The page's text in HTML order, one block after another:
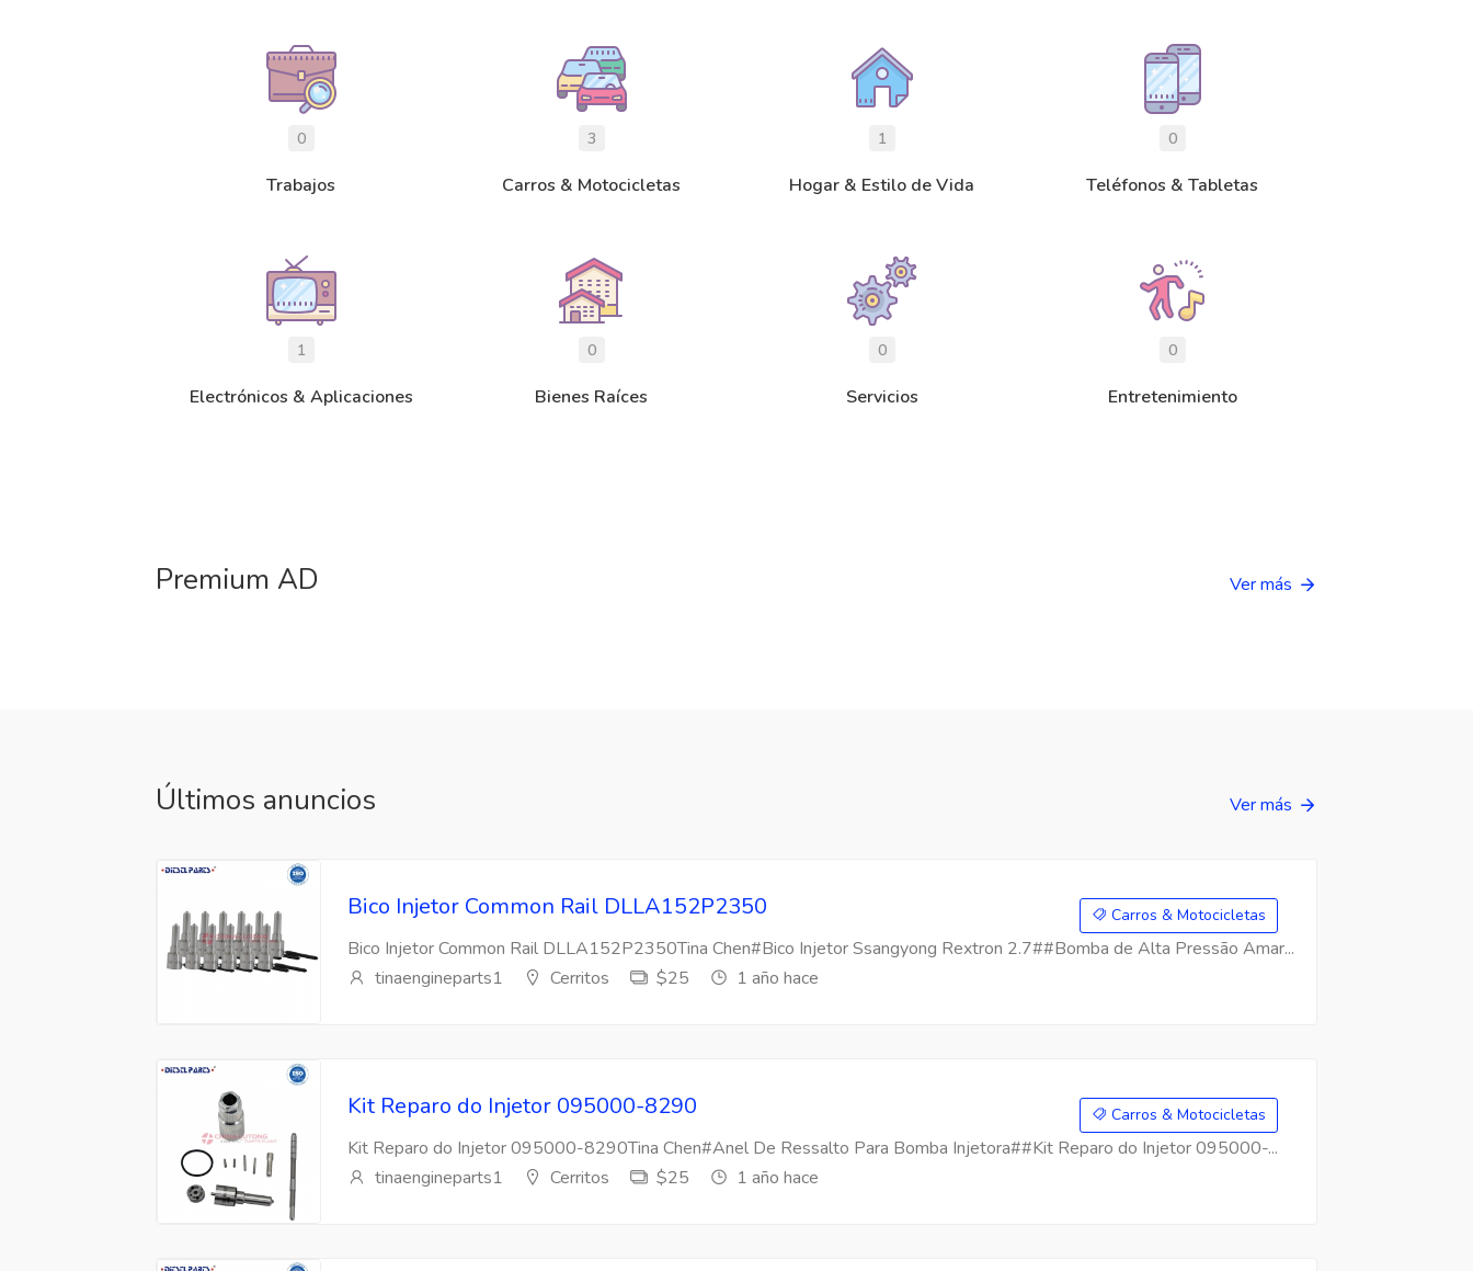
0
Trabajos
3
Carros & Motocicletas
1
Hogar & Estilo de Vida
0
Teléfonos & Tabletas
1
Electrónicos & Aplicaciones
0
Bienes Raíces
0
Servicios
0
Entretenimiento
Premium AD Ver más
Últimos anuncios Ver más
Bico Injetor Common Rail DLLA152P2350 Carros & Motocicletas
Bico Injetor Common Rail DLLA152P2350Tina Chen#Bico Injetor Ssangyong Rextron 2.7##Bomba de Alta Pressão Amar...
tinaengineparts1
Cerritos $25 1 año hace
Kit Reparo do Injetor 095000-8290 Carros & Motocicletas
Kit Reparo do Injetor 095000-8290Tina Chen#Anel De Ressalto Para Bomba Injetora##Kit Reparo do Injetor 095000-...
tinaengineparts1
Cerritos $25 1 año hace